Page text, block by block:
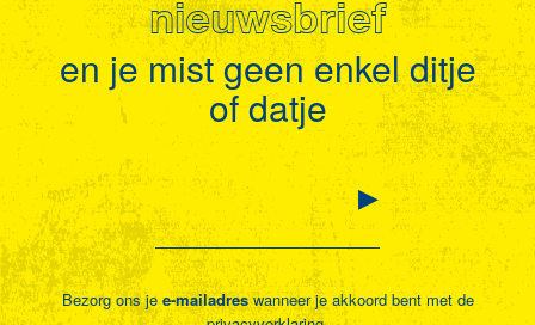
nieuwsbrief
en je mist geen enkel ditje
of datje
Bezorg ons je e-mailadreswanneer je akkoord bent met de